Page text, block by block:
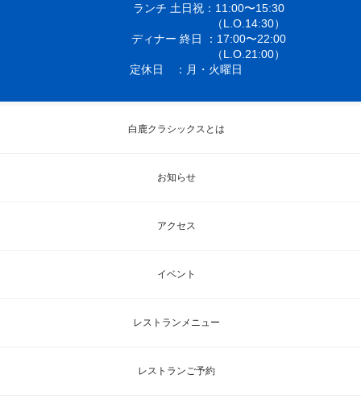
ランチ 土日祝
11:00〜15:30
（L.O.14:30）
ディナー 終日
17:00〜22:00
（L.O.21:00）
定休日
月・火曜日
白鹿クラシックスとは
お知らせ
アクセス
イベント
レストランメニュー
レストランご予約